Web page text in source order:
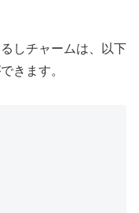
しチャームは、以下
きます。